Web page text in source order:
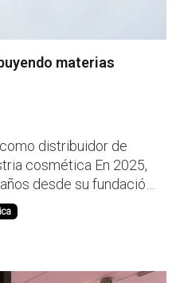
materias
distribuidor de
cosmética En 2025,
desde su fundación
este siglo de
como un